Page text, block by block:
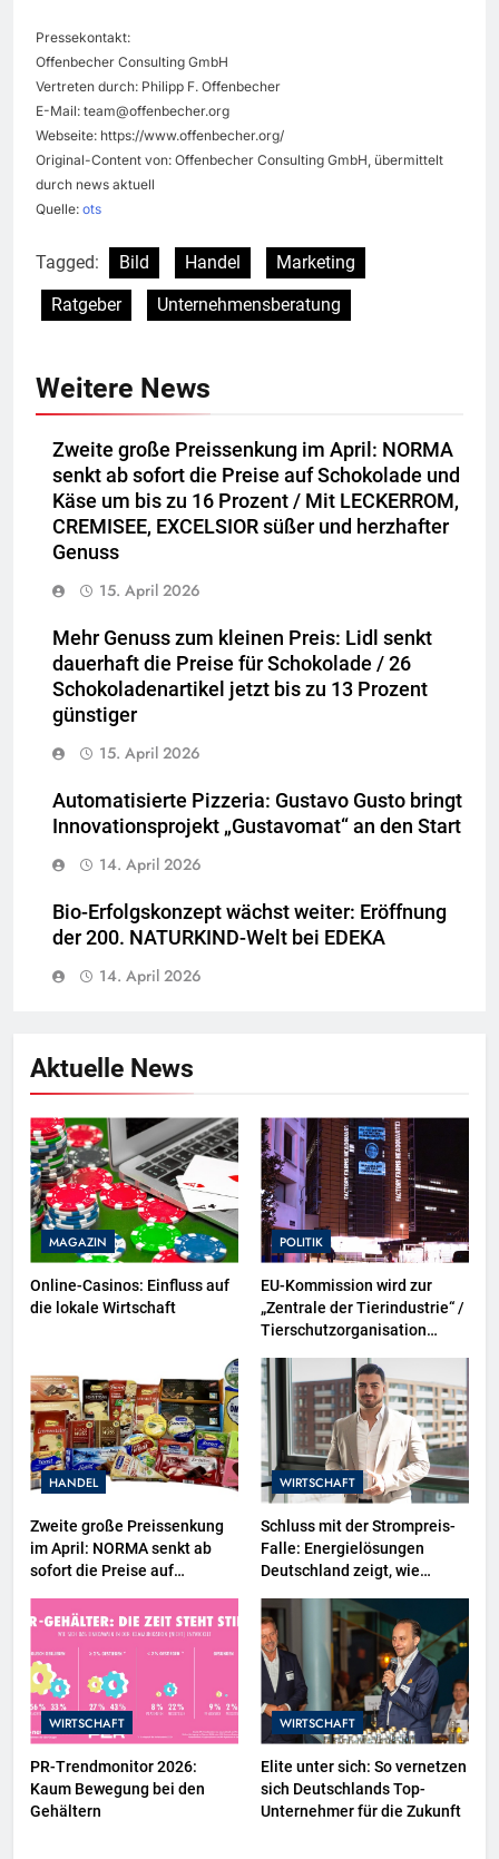
Pressekontakt:
Offenbecher Consulting GmbH
Vertreten durch: Philipp F. Offenbecher
E-Mail: team@offenbecher.org
Webseite: https://www.offenbecher.org/
Original-Content von: Offenbecher Consulting GmbH, übermittelt
durch news aktuell
Quelle: ots
Tagged: Bild Handel
Marketing
Ratgeber
Unternehmensberatung
Weitere News
Zweite große Preissenkung im April: NORMA
senkt ab sofort die Preise auf Schokolade und
Käse um bis zu 16 Prozent / Mit LECKERROM,
CREMISEE, EXCELSIOR süßer und herzhafter
Genuss
15. April 2026
Mehr Genuss zum kleinen Preis: Lidl senkt
dauerhaft die Preise für Schokolade / 26
Schokoladenartikel jetzt bis zu 13 Prozent
günstiger
15. April 2026
Automatisierte Pizzeria: Gustavo Gusto bringt
Innovationsprojekt „Gustavomat“ an den Start
14. April 2026
Bio-Erfolgskonzept wächst weiter: Eröffnung
der 200. NATURKIND-Welt bei EDEKA
14. April 2026
Aktuelle News
MAGAZIN
Online-Casinos: Einfluss auf
die lokale Wirtschaft
POLITIK
EU-Kommission wird zur
„Zentrale der Tierindustrie“ /
Tierschutzorganisation
Projektion in Brüssel die
Nähe der EU-Kommission zur
Tierindustrie an
HANDEL
Zweite große Preissenkung
im April: NORMA senkt ab
sofort die Preise auf
zu 16 Prozent / Mit
LECKERROM, CREMISEE,
EXCELSIOR süßer und
herzhafter Genuss
WIRTSCHAFT
Schluss mit der Strompreis-
Falle: Energielösungen
Deutschland zeigt, wie
eigenen Energieversorgern
werden und dabei sogar Geld
verdienen
WIRTSCHAFT
PR-Trendmonitor 2026:
Kaum Bewegung bei den
Gehältern
WIRTSCHAFT
Elite unter sich: So vernetzen
sich Deutschlands Top-
Unternehmer für die Zukunft